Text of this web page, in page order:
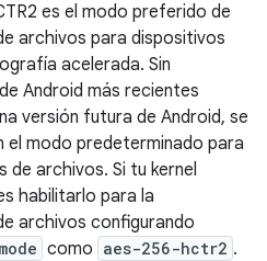
es el modo preferido de
archivos para dispositivos
acelerada. Sin
Android más recientes
versión futura de Android, se
el modo predeterminado para
de archivos. Si tu kernel
habilitarlo para la
archivos configurando
como aes-256-hctr2 .